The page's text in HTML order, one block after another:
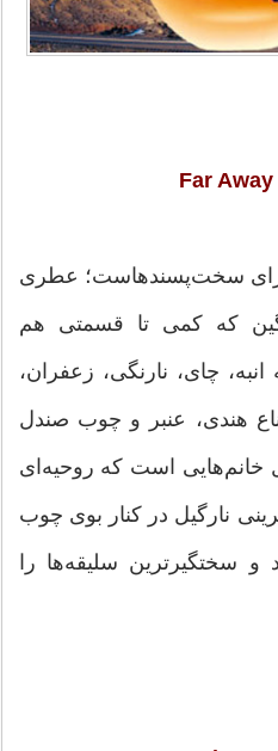
Far
سخت‌پسندهاست؛ عطری
که کمی تا قسمتی هم
چای، نارنگی، زعفران،
هندی، عنبر و چوب صندل
است که روحیه‌ای
نارگیل در کنار بوی چوب
سختگیرترین سلیقه‌ها را